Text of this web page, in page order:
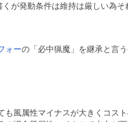
が発動条件は維持は厳しい為そ
ォーの「必中猟魔」を継承と言う
風属性マイナスが大きくコス